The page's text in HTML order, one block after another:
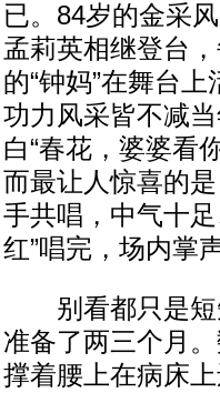
已。84岁的金采
孟莉英相继登台
的“钟妈”在舞台
功力风采皆不减
白“春花，婆婆看
而最让人惊喜的
手共唱，中气十
红”唱完，场内掌
别看都只是短
准备了两三个月
撑着腰上在病床